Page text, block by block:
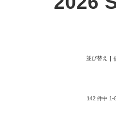
並び替え
142 件中